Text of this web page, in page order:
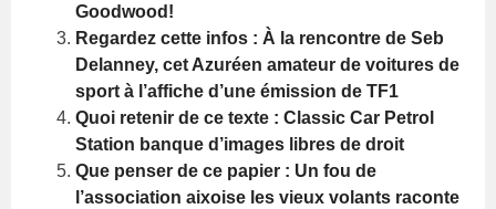
Goodwood!
Regardez cette infos : À la rencontre de Seb
Delanney, cet Azuréen amateur de voitures de
sport à l’affiche d’une émission de TF1
Quoi retenir de ce texte : Classic Car Petrol
Station banque d’images libres de droit
Que penser de ce papier : Un fou de
l’association aixoise les vieux volants raconte